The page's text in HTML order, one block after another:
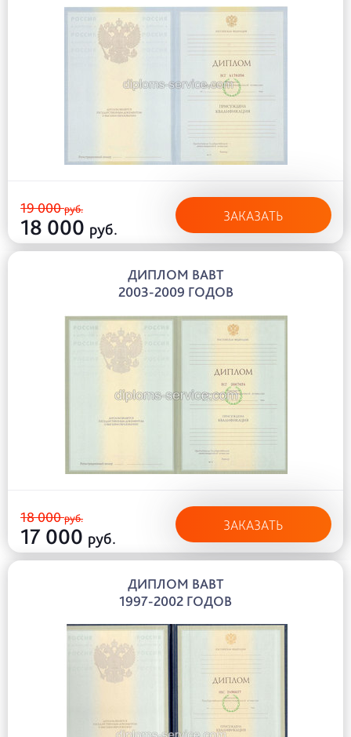
19 000руб.
18 000 руб.
ЗАКАЗАТЬ
ДИПЛОМ ВАВТ
2003-2009 ГОДОВ
18 000руб.
17 000 руб.
ЗАКАЗАТЬ
ДИПЛОМ ВАВТ
1997-2002 ГОДОВ